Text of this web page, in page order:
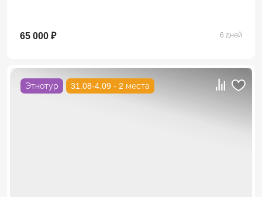
65 000 ₽ 6 дней
Этнотур 31.08-4.09 - 2 места